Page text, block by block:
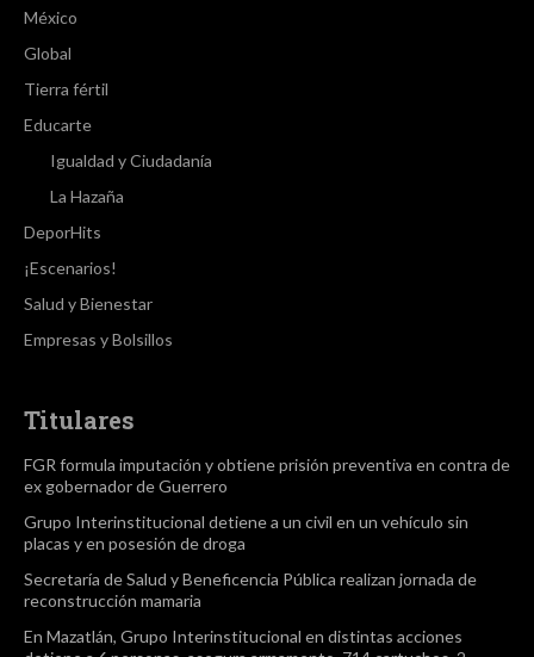
México
Global
Tierra fértil
Educarte
Igualdad y Ciudadanía
La Hazaña
DeporHits
¡Escenarios!
Salud y Bienestar
Empresas y Bolsillos
Titulares
FGR formula imputación y obtiene prisión preventiva en contra de
ex gobernador de Guerrero
Grupo Interinstitucional detiene a un civil en un vehículo sin
placas y en posesión de droga
Secretaría de Salud y Beneficencia Pública realizan jornada de
reconstrucción mamaria
En Mazatlán, Grupo Interinstitucional en distintas acciones